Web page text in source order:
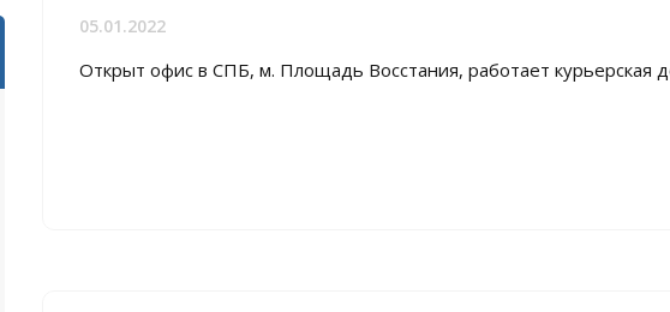
05.01.2022
Открыт офис в СПБ, м. Площадь Восстания, работает курьерская